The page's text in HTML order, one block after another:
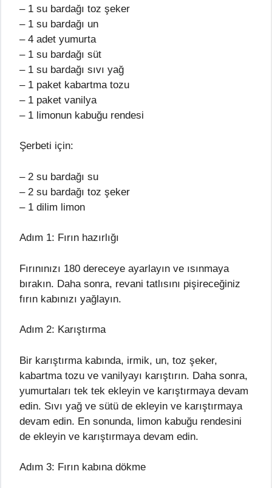
– 1 su bardağı toz şeker
– 1 su bardağı un
– 4 adet yumurta
– 1 su bardağı süt
– 1 su bardağı sıvı yağ
– 1 paket kabartma tozu
– 1 paket vanilya
– 1 limonun kabuğu rendesi
Şerbeti için:
– 2 su bardağı su
– 2 su bardağı toz şeker
– 1 dilim limon
Adım 1: Fırın hazırlığı
Fırınınızı 180 dereceye ayarlayın ve ısınmaya
bırakın. Daha sonra, revani tatlısını pişireceğiniz
fırın kabınızı yağlayın.
Adım 2: Karıştırma
Bir karıştırma kabında, irmik, un, toz şeker,
kabartma tozu ve vanilyayı karıştırın. Daha sonra,
yumurtaları tek tek ekleyin ve karıştırmaya devam
edin. Sıvı yağ ve sütü de ekleyin ve karıştırmaya
devam edin. En sonunda, limon kabuğu rendesini
de ekleyin ve karıştırmaya devam edin.
Adım 3: Fırın kabına dökme